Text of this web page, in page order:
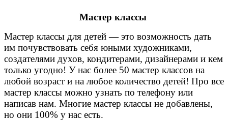
Мастер классы
Мастер классы для детей — это возможность дать
им почувствовать себя юными художниками,
создателями духов, кондитерами, дизайнерами и кем
только угодно! У нас более 50 мастер классов на
любой возраст и на любое количество детей! Про все
мастер классы можно узнать по телефону или
написав нам. Многие мастер классы не добавлены,
но они 100% у нас есть.